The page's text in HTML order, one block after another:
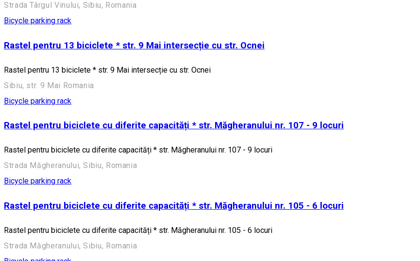
Strada Târgul Vinului, Sibiu, Romania
Bicycle parking rack
Rastel pentru 13 biciclete * str. 9 Mai intersecție cu str. Ocnei
Rastel pentru 13 biciclete * str. 9 Mai intersecție cu str. Ocnei
Sibiu, str. 9 Mai Romania
Bicycle parking rack
Rastel pentru biciclete cu diferite capacități * str. Măgheranului nr. 107 - 9 locuri
Rastel pentru biciclete cu diferite capacități * str. Măgheranului nr. 107 - 9 locuri
Strada Măgheranului, Sibiu, Romania
Bicycle parking rack
Rastel pentru biciclete cu diferite capacități * str. Măgheranului nr. 105 - 6 locuri
Rastel pentru biciclete cu diferite capacități * str. Măgheranului nr. 105 - 6 locuri
Strada Măgheranului, Sibiu, Romania